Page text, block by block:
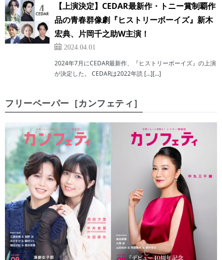
【上演決定】CEDAR最新作・トニー賞制覇作
品の青春群像劇『ヒストリーボーイズ』新木
宏典、片岡千之助W主演！
2024.04.01
2024年7月にCEDAR最新作、『ヒストリーボーイズ』の上演
が決定した。 CEDARは2022年読 […][…]
フリーペーパー［カンフェティ］